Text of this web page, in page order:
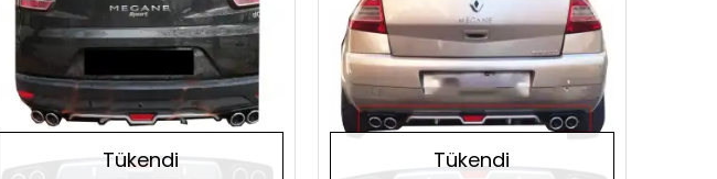
Tükendi Tükendi